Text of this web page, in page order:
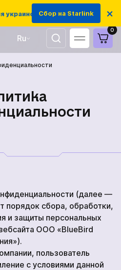
защитников
Сбор на Starlink ×
Ru
UA
EN
0
(далее —
порядок сбора, обработки,
и защиты персональных
ООО «BlueBird
пользователь
с условиями данной